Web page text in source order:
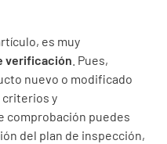
es muy
verificación . Pues,
nuevo o modificado
criterios y
comprobación puedes
del plan de inspección,